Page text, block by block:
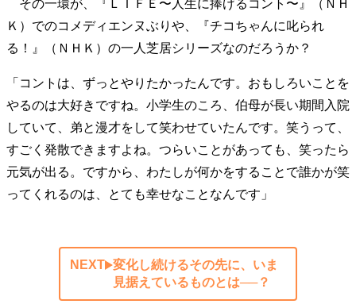
その一環が、『ＬＩＦＥ〜人生に捧げるコント〜』（ＮＨ
Ｋ）でのコメディエンヌぶりや、『チコちゃんに叱られ
る！』（ＮＨＫ）の一人芝居シリーズなのだろうか？
「コントは、ずっとやりたかったんです。おもしろいことを
やるのは大好きですね。小学生のころ、伯母が長い期間入院
していて、弟と漫才をして笑わせていたんです。笑うって、
すごく発散できますよね。つらいことがあっても、笑ったら
元気が出る。ですから、わたしが何かをすることで誰かが笑
ってくれるのは、とても幸せなことなんです」
NEXT
変化し続けるその先に、いま
見据えているものとは──？